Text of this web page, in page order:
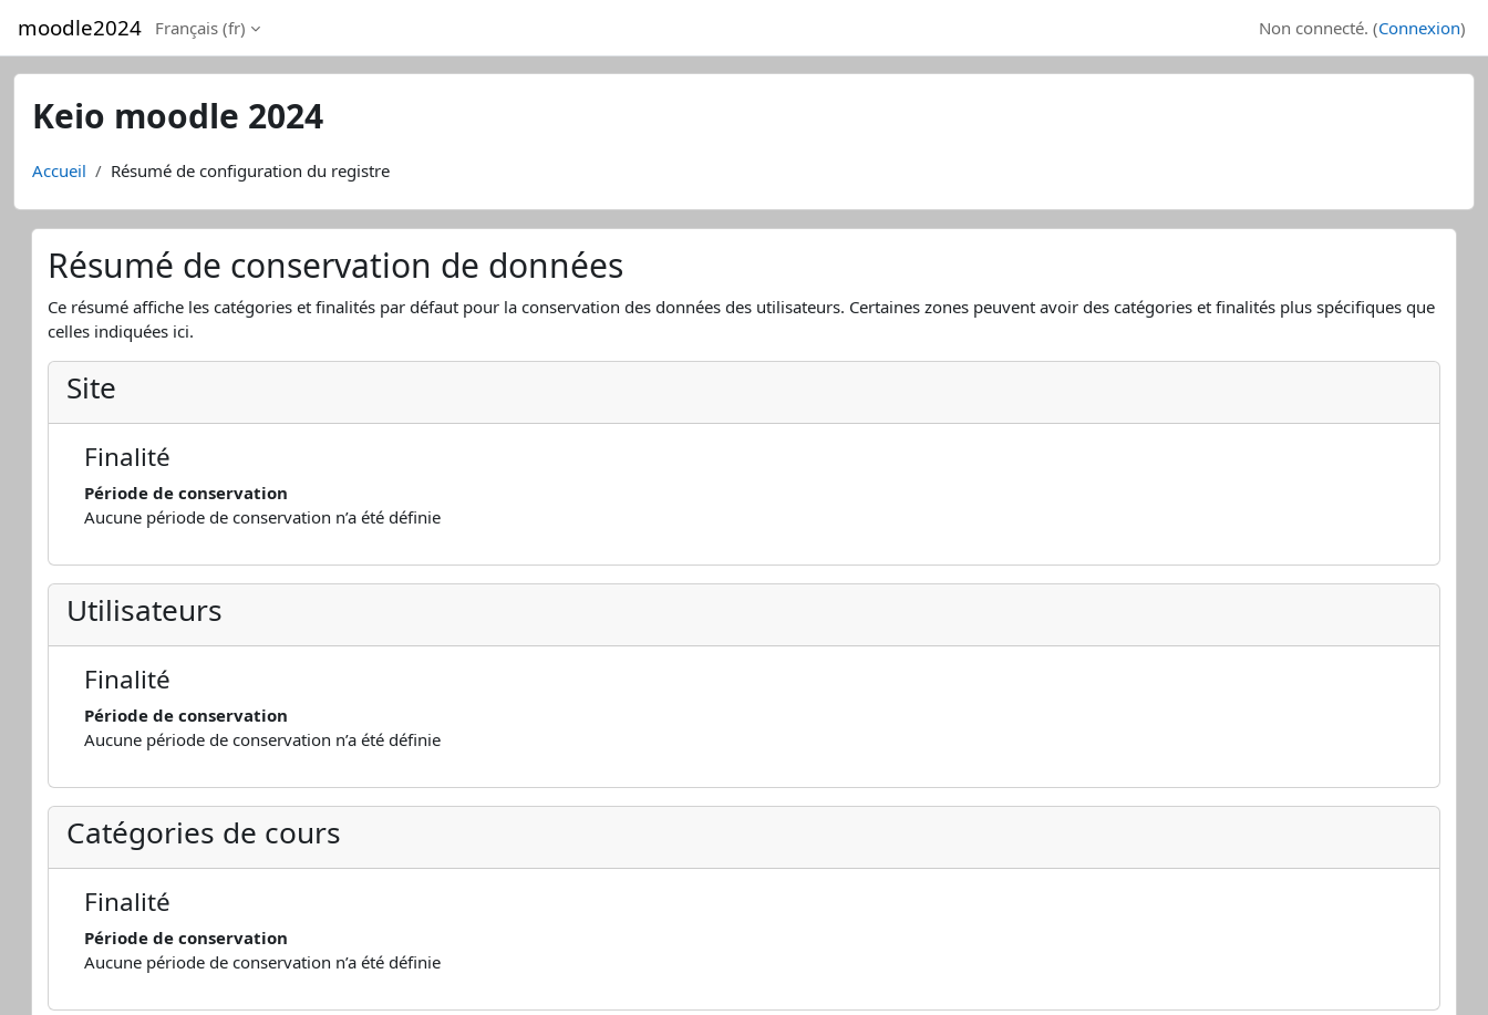
moodle2024 Français ‎(fr)‎ Non connecté. (Connexion)
Keio moodle 2024
Accueil Résumé de configuration du registre
Résumé de conservation de données
Ce résumé affiche les catégories et finalités par défaut pour la conservation des données des utilisateurs. Certaines zones peuvent avoir des catégories et finalités plus spécifiques que
celles indiquées ici.
Site
Finalité
Période de conservation
Aucune période de conservation n’a été définie
Utilisateurs
Finalité
Période de conservation
Aucune période de conservation n’a été définie
Catégories de cours
Finalité
Période de conservation
Aucune période de conservation n’a été définie